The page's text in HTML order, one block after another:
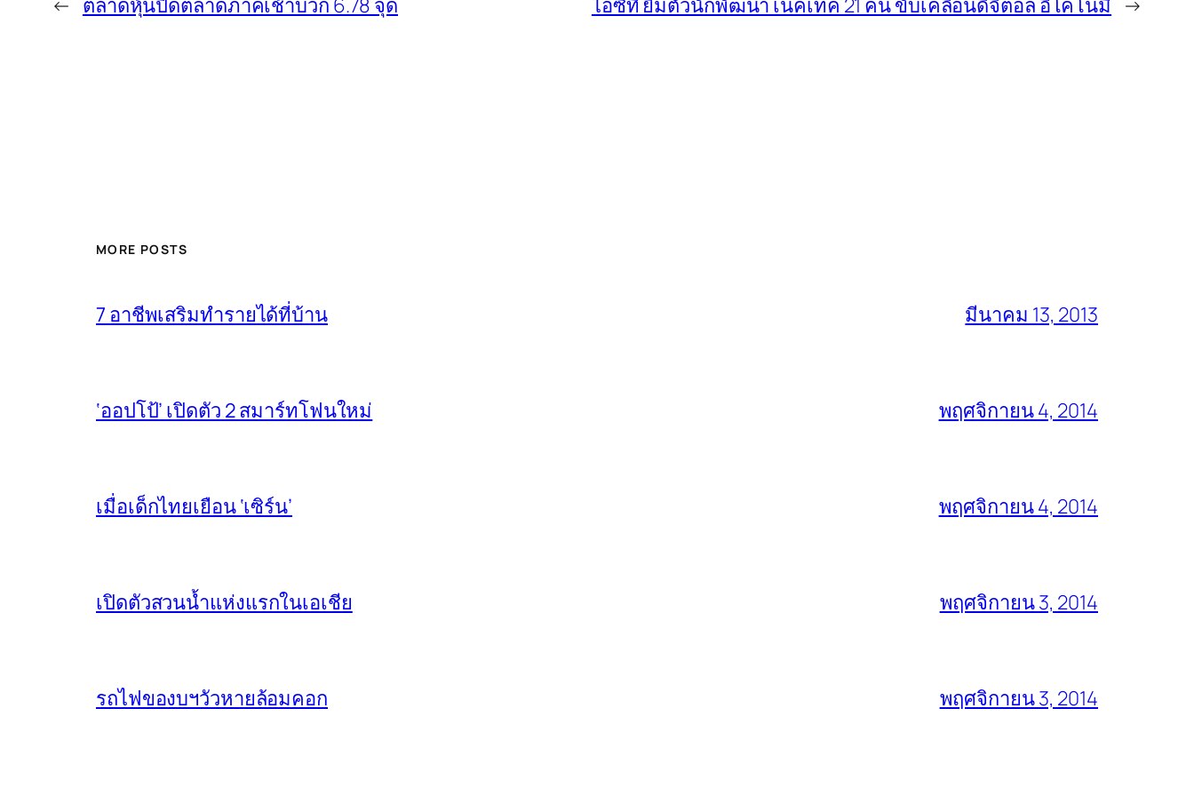
← ตลาดหุ้นปิดตลาดภาคเช้าบวก 6.78 จุด ไอซีที ยืมตัวนักพัฒนา เนคเทค 21 คน ขับเคลื่อนดิจิตอล อีโคโนมี →
MORE POSTS
7 อาชีพเสริมทำรายได้ที่บ้าน มีนาคม 13, 2013
‘ออปโป้’ เปิดตัว 2 สมาร์ทโฟนใหม่ พฤศจิกายน 4, 2014
เมื่อเด็กไทยเยือน ‘เซิร์น’ พฤศจิกายน 4, 2014
เปิดตัวสวนน้ำแห่งแรกในเอเชีย พฤศจิกายน 3, 2014
รถไฟของบฯวัวหายล้อมคอก พฤศจิกายน 3, 2014